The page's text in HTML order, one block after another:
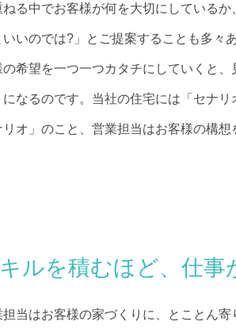
る中でお客様が何を大切にしている
いのでは?」とご提案することも多々あ
希望を一つ一つカタチにしていくと
なるのです。当社の住宅には「セナ
オ」のこと、営業担当はお客様の構
ルを積むほど、仕事
当はお客様の家づくりに、とことん